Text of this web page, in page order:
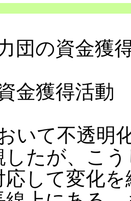
団の資金獲
金獲得活動
いて不透明
したが、こ
応して変化